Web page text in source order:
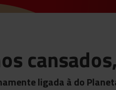
ligada à do